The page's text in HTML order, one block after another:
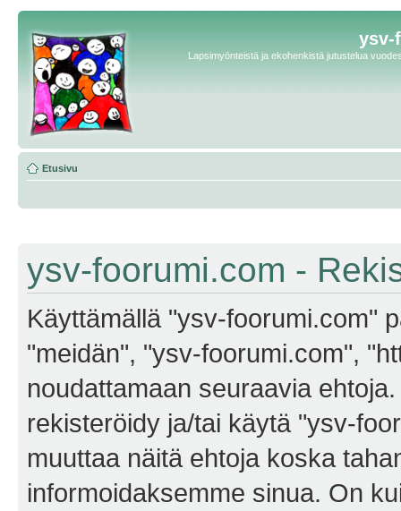
ysv-
Lapsimyönteistä ja ekohenkistä jutustelua
Etusivu
ysv-foorumi.com -
Käyttämällä "ysv-foorumi.com"
"meidän", "ysv-foorumi.com",
noudattamaan seuraavia
rekisteröidy ja/tai käytä "ysv-
muuttaa näitä ehtoja koska
informoidaksemme sinua. On